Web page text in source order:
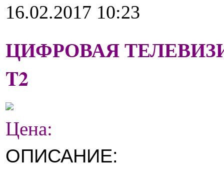
16.02.2017 10:23
ЦИФРОВАЯ
T2
Цена:
ОПИСАНИЕ: